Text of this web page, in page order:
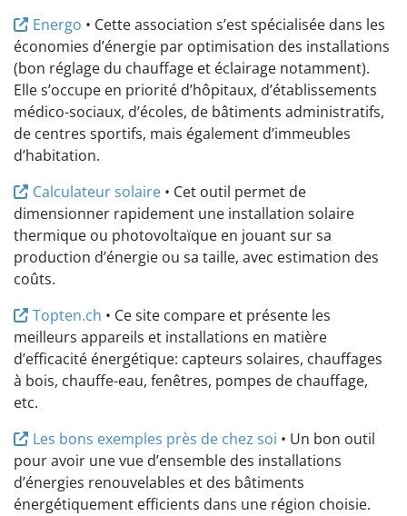
Energo • Cette association s’est spécialisée dans les
économies d’énergie par optimisation des installations
(bon réglage du chauffage et éclairage notamment).
Elle s’occupe en priorité d’hôpitaux, d’établissements
médico-sociaux, d’écoles, de bâtiments administratifs,
de centres sportifs, mais également d’immeubles
d’habitation.
Calculateur solaire• Cet outil permet de
dimensionner rapidement une installation solaire
thermique ou photovoltaïque en jouant sur sa
production d’énergie ou sa taille, avec estimation des
coûts.
Topten.ch • Ce site compare et présente les
meilleurs appareils et installations en matière
d’efficacité énergétique: capteurs solaires, chauffages
à bois, chauffe-eau, fenêtres, pompes de chauffage,
etc.
Les bons exemples près de chez soi • Un bon outil
pour avoir une vue d’ensemble des installations
d’énergies renouvelables et des bâtiments
énergétiquement efficients dans une région choisie.